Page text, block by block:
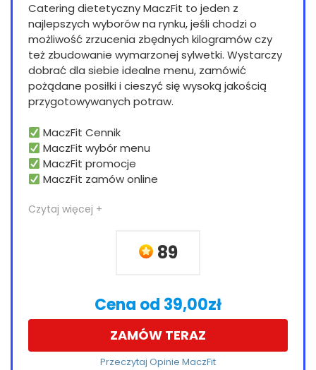
Catering dietetyczny MaczFit to jeden z
najlepszych wyborów na rynku, jeśli chodzi o
możliwość zrzucenia zbędnych kilogramów czy
też zbudowanie wymarzonej sylwetki. Wystarczy
dobrać dla siebie idealne menu, zamówić
pożądane posiłki i cieszyć się wysoką jakością
przygotowywanych potraw.
MaczFit Cennik
MaczFit wybór menu
MaczFit promocje
MaczFit zamów online
Czytaj więcej +
89
Cena od 39,00zł
ZAMÓW TERAZ
Przeczytaj Opinie MaczFit